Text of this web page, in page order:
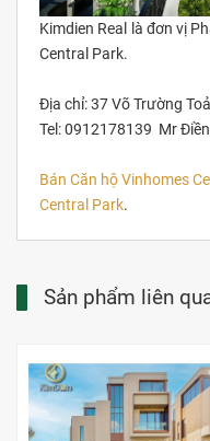
Kimdien Real là đơn vị
Central Park.
Địa chỉ: 37 Võ Trường
Tel: 0912178139 Mr Điền
Bán Căn hộVinhomes
Central Park.
Sản phẩm liên